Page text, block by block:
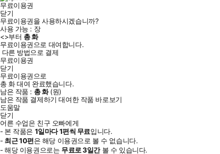
무료이용권
닫기
무료이용권을 사용하시겠습니까?
사용 가능 : 장
<>부터 총화
무료이용권으로 대여합니다.
다른 방법으로 결제
무료이용권
닫기
무료이용권으로
총 화대여 완료했습니다.
남은 작품 : 총화(원)
남은 작품 결제하기 대여한 작품 바로보기
도움말
닫기
어른 수업은 친구 오빠에게
- 본 작품은 1일마다1편씩 무료입니다.
- 최근10편은 해당 이용권으로 볼 수 없습니다.
- 해당 이용권으로는 무료로3일간볼 수 있습니다.